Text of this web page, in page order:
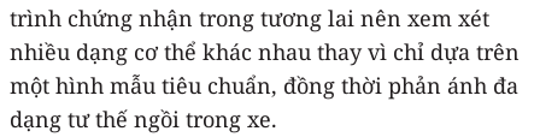
trình chứng nhận trong tương lai nên xem xét
nhiều dạng cơ thể khác nhau thay vì chỉ dựa trên
một hình mẫu tiêu chuẩn, đồng thời phản ánh đa
dạng tư thế ngồi trong xe.